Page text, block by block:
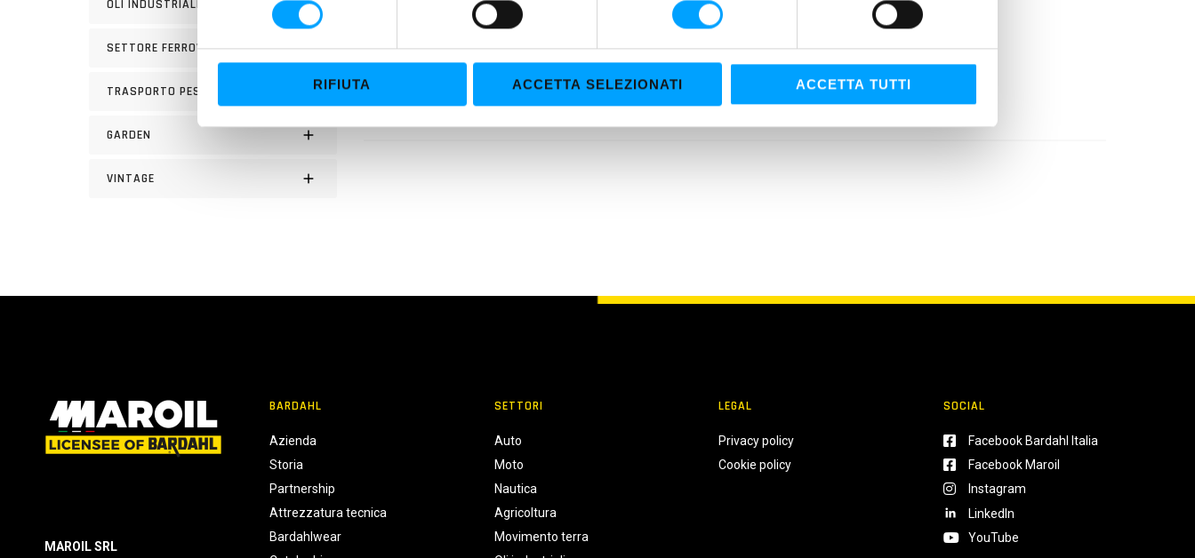
l
z
o
RIFIUTA ACCETTA SELEZIONATI ACCETTA TUTTI
OLI INDUSTRIALI
SETTORE FERROVIARIO
TRASPORTO PESANTE
GARDEN
VINTAGE
Massimizza le prestazioni del motore
Maggiore longevità e pulizia di tutti gli organi del motore
Salvaguarda la funzionalità dei filtri antiparticolato e dei catalizzatori
MAROIL SRL
BARDAHL
Azienda
Storia
Partnership
Attrezzatura tecnica
Bardahlwear
SETTORI
Auto
Moto
Nautica
Agricoltura
Movimento terra
LEGAL
Privacy policy
Cookie policy
SOCIAL
Facebook Bardahl Italia
Facebook Maroil
Instagram
LinkedIn
YouTube